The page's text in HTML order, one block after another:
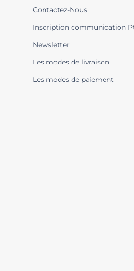
Contactez-Nous
Inscription communication
Newsletter
Les modes de livraison
Les modes de paiement